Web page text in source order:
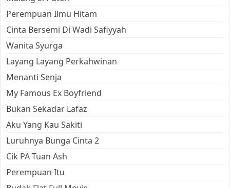
Perempuan Ilmu Hitam
Cinta Bersemi Di Wadi Safiyyah
Wanita Syurga
Layang Layang Perkahwinan
Menanti Senja
My Famous Ex Boyfriend
Bukan Sekadar Lafaz
Aku Yang Kau Sakiti
Luruhnya Bunga Cinta 2
Cik PA Tuan Ash
Perempuan Itu